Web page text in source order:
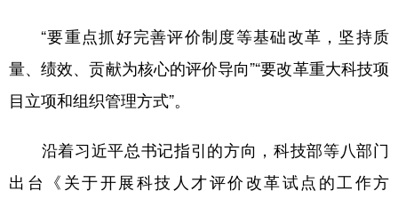
“要重点抓好完善评价制度等基础改革，坚持质
量、绩效、贡献为核心的评价导向”“要改革重大科技项
目立项和组织管理方式”。
沿着习近平总书记指引的方向，科技部等八部门
出台《关于开展科技人才评价改革试点的工作方